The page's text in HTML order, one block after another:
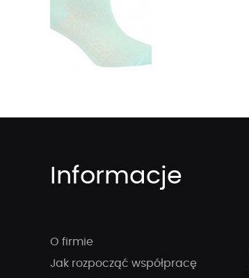
Informacje
O firmie
Jak rozpocząć współpracę